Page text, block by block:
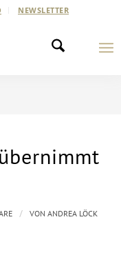
NEWSLETTER
/ VONANDREA LÖCK